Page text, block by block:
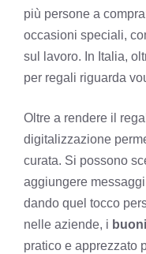
più persone a
occasioni speciali,
sul lavoro. In Italia,
per regali riguarda
Oltre a rendere il
digitalizzazione
curata. Si possono
aggiungere
dando quel tocco
nelle aziende, i
pratico e apprezzato